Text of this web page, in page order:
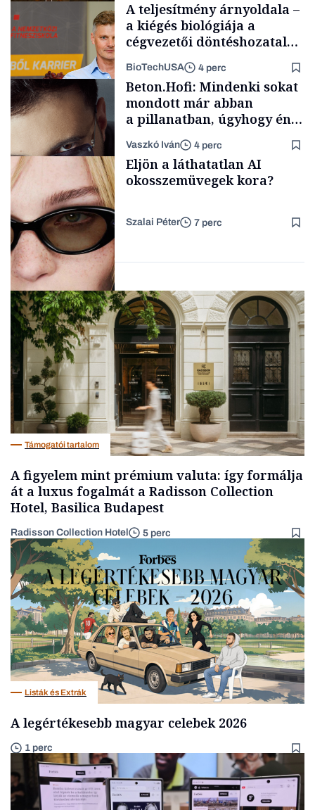
Gasztró
Content Lab HUB
A teljesítmény árnyoldala –
a kiégés biológiája a
cégvezetői döntéshozatal
BioTechUSA 4 perc
Forbes-sztori
Beton.Hofi: Mindenki sokat
mondott már abban
a pillanatban, úgyhogy én
a legsarkosabb
gondolataimat akartam
kimondani
Vaszkó Iván 4 perc
AI
Eljön a láthatatlan AI
okosszemüvegek kora?
Szalai Péter 7 perc
Támogatói tartalom
A figyelem mint prémium valuta: így formálja
át a luxus fogalmát a Radisson Collection
Hotel, Basilica Budapest
Radisson Collection Hotel 5 perc
Listák és Extrák
A legértékesebb magyar celebek 2026
1 perc